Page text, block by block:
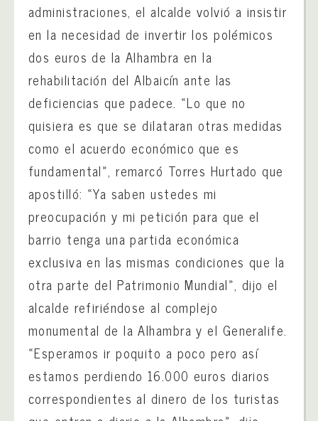
administraciones, el alcalde volvió a insistir
en la necesidad de invertir los polémicos
dos euros de la Alhambra en la
rehabilitación del Albaicín ante las
deficiencias que padece. «Lo que no
quisiera es que se dilataran otras medidas
como el acuerdo económico que es
fundamental», remarcó Torres Hurtado que
apostilló: «Ya saben ustedes mi
preocupación y mi petición para que el
barrio tenga una partida económica
exclusiva en las mismas condiciones que la
otra parte del Patrimonio Mundial», dijo el
alcalde refiriéndose al complejo
monumental de la Alhambra y el Generalife.
«Esperamos ir poquito a poco pero así
estamos perdiendo 16.000 euros diarios
correspondientes al dinero de los turistas